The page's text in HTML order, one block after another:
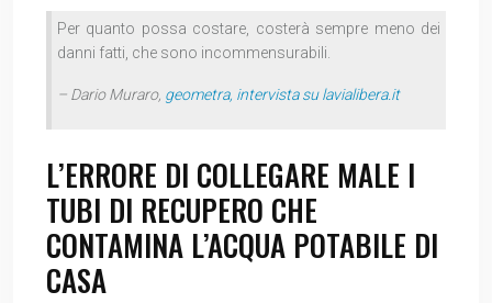
Per quanto possa costare, costerà sempre meno dei
danni fatti, che sono incommensurabili.
– Dario Muraro, geometra, intervista su lavialibera.it
L’ERRORE DI COLLEGARE MALE I
TUBI DI RECUPERO CHE
CONTAMINA L’ACQUA POTABILE DI
CASA